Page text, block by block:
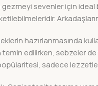
sevenler için ideal
hazırlanmasında
edilirken, sebzeler
sadece